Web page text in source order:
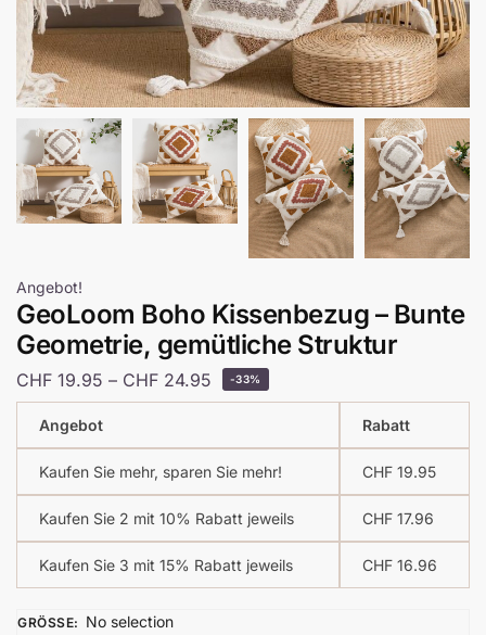
Angebot!
GeoLoom Boho Kissenbezug – Bunte
Geometrie, gemütliche Struktur
CHF 19.95 – CHF 24.95 -33%
Angebot Rabatt
Kaufen Sie mehr, sparen Sie mehr! CHF 19.95
Kaufen Sie 2 mit 10% Rabatt jeweils CHF 17.96
Kaufen Sie 3 mit 15% Rabatt jeweils CHF 16.96
GRÖSSE : No selection